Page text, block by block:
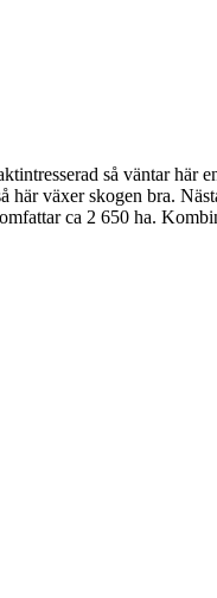
så väntar
växer skogen bra.
ca 2 650 ha.